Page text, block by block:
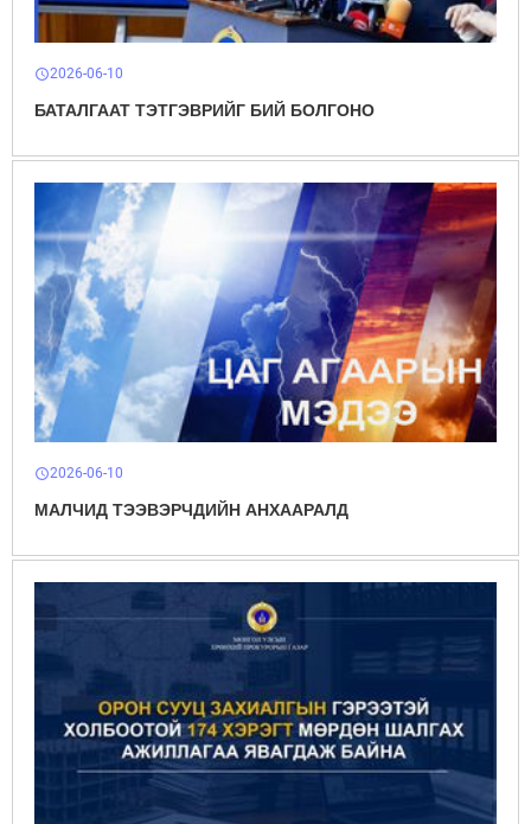
schedule2026-06-10
БАТАЛГААТ ТЭТГЭВРИЙГ БИЙ БОЛГОНО
schedule2026-06-10
МАЛЧИД ТЭЭВЭРЧДИЙН АНХААРАЛД